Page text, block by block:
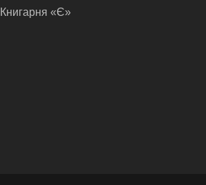
Книгарня «Є»